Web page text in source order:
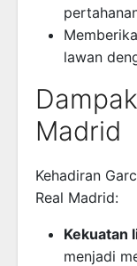
lawan
Madrid
Kehadiran
Real Madrid:
Kekuatan
menjadi